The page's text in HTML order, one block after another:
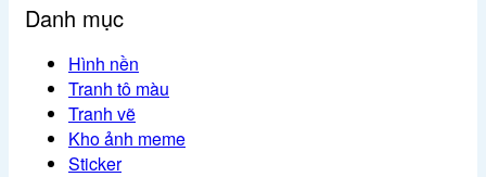
Danh mục
Hình nền
Tranh tô màu
Tranh vẽ
Kho ảnh meme
Sticker